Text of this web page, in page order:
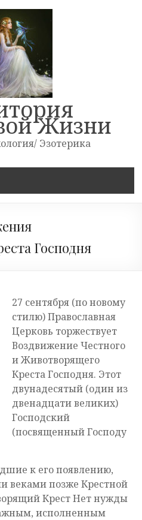
Жизни
Эзотерика
Господня
27 сентября (по новому
стилю) Православная
Церковь торжествует
Воздвижение Честного
и Животворящего
Креста Господня. Этот
двунадесятый (один из
двенадцати великих)
Господский
(посвященный Господу
к его появлению,
веками позже Крестной
Крест Нет нужды
исполненным